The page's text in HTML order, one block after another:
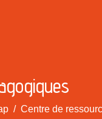
Centre de